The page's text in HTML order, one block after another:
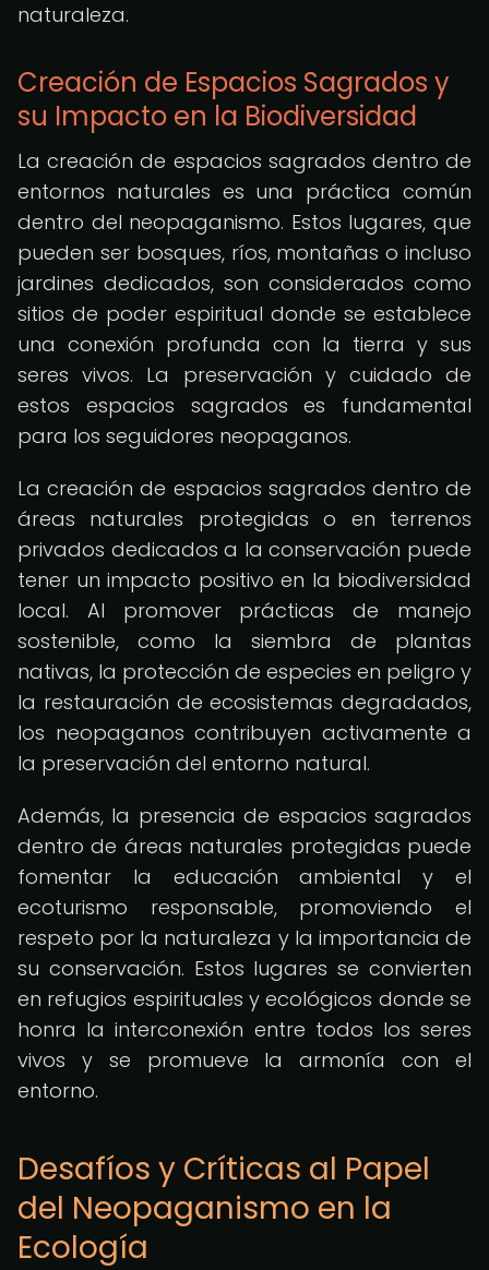
naturaleza.
Creación de Espacios Sagrados y
su Impacto en la Biodiversidad
La creación de espacios sagrados dentro de
entornos naturales es una práctica común
dentro del neopaganismo. Estos lugares, que
pueden ser bosques, ríos, montañas o incluso
jardines dedicados, son considerados como
sitios de poder espiritual donde se establece
una conexión profunda con la tierra y sus
seres vivos. La preservación y cuidado de
estos espacios sagrados es fundamental
para los seguidores neopaganos.
La creación de espacios sagrados dentro de
áreas naturales protegidas o en terrenos
privados dedicados a la conservación puede
tener un impacto positivo en la biodiversidad
local. Al promover prácticas de manejo
sostenible, como la siembra de plantas
nativas, la protección de especies en peligro y
la restauración de ecosistemas degradados,
los neopaganos contribuyen activamente a
la preservación del entorno natural.
Además, la presencia de espacios sagrados
dentro de áreas naturales protegidas puede
fomentar la educación ambiental y el
ecoturismo responsable, promoviendo el
respeto por la naturaleza y la importancia de
su conservación. Estos lugares se convierten
en refugios espirituales y ecológicos donde se
honra la interconexión entre todos los seres
vivos y se promueve la armonía con el
entorno.
Desafíos y Críticas al Papel
del Neopaganismo en la
Ecología